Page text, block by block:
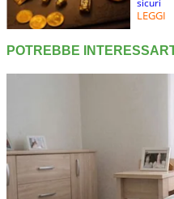
sicuri
LEGGI